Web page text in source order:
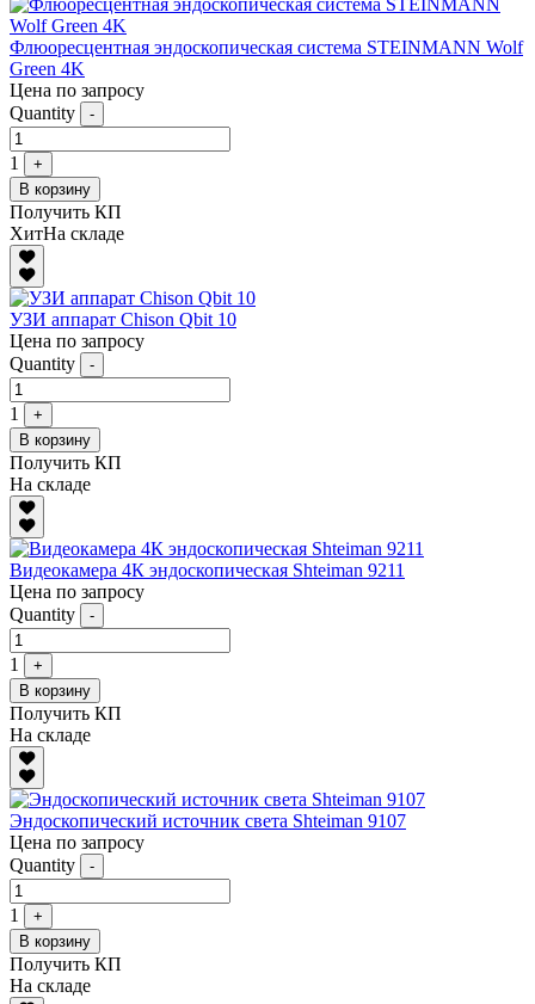
Флюоресцентная эндоскопическая система STEINMANN Wolf
Green 4K
Цена по запросу
Quantity
-
1
+
В корзину
Получить КП
ХитНа складе
УЗИ аппарат Chison Qbit 10
Цена по запросу
Quantity
-
1
+
В корзину
Получить КП
На складе
Видеокамера 4К эндоскопическая Shteiman 9211
Цена по запросу
Quantity
-
1
+
В корзину
Получить КП
На складе
Эндоскопический источник света Shteiman 9107
Цена по запросу
Quantity
-
1
+
В корзину
Получить КП
На складе